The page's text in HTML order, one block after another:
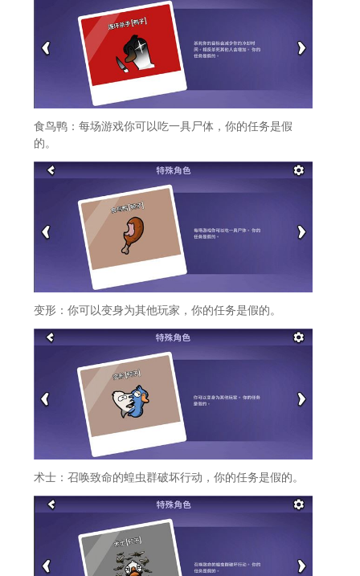
食鸟鸭：每场游戏你可以吃一具尸体，你的任务是假
的。
变形：你可以变身为其他玩家，你的任务是假的。
术士：召唤致命的蝗虫群破坏行动，你的任务是假的。